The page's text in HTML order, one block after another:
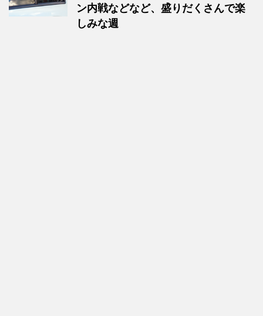
ン内戦などなど、盛りだくさんで楽
しみな週